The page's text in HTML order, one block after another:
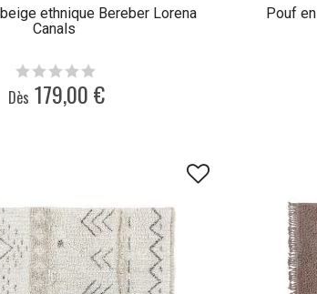
ethnique Bereber Lorena
Canals
Dès 179,00 €
Pouf